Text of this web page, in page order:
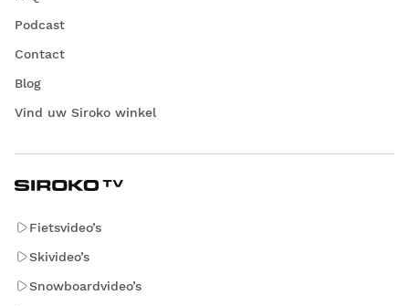
Podcast
Contact
Blog
Vind uw Siroko winkel
Fietsvideo’s
Skivideo’s
Snowboardvideo’s